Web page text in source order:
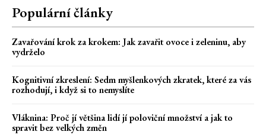
Populární články
Zavařování krok za krokem: Jak zavařit ovoce i zeleninu, aby
vydrželo
Kognitivní zkreslení: Sedm myšlenkových zkratek, které za vás
rozhodují, i když si to nemyslíte
Vláknina: Proč jí většina lidí jí poloviční množství a jak to
spravit bez velkých změn